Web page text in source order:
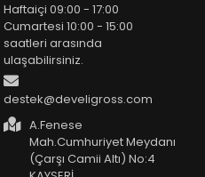
Haftaiçi 09:00 - 17:00
Cumartesi 10:00 - 15:00
saatleri arasında
ulaşabilirsiniz.
destek@develigross.com
A.Fenese
Mah.Cumhuriyet Meydanı
(Çarşı Camii Altı) No:4